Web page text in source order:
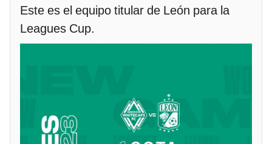
Este es el equipo titular de León para la
Leagues Cup.